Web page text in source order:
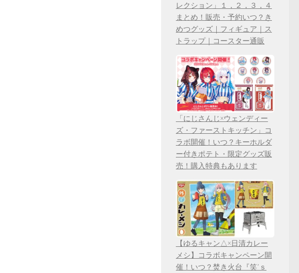
レクション」１，２，３，４
まとめ！販売・予約いつ？き
めつグッズ｜フィギュア｜ス
トラップ｜コースター通販
「にじさんじ×ウェンディー
ズ・ファーストキッチン」コ
ラボ開催！いつ？キーホルダ
ー付きポテト・限定グッズ販
売！購入特典もあります
【ゆるキャン△×日清カレー
メシ】コラボキャンペーン開
催！いつ？焚き火台『笑’ｓ